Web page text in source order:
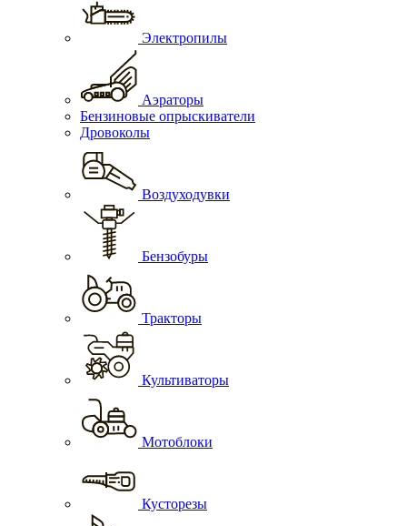
Электропилы
Аэраторы
Бензиновые опрыскиватели
Дровоколы
Воздуходувки
Бензобуры
Тракторы
Культиваторы
Мотоблоки
Кусторезы